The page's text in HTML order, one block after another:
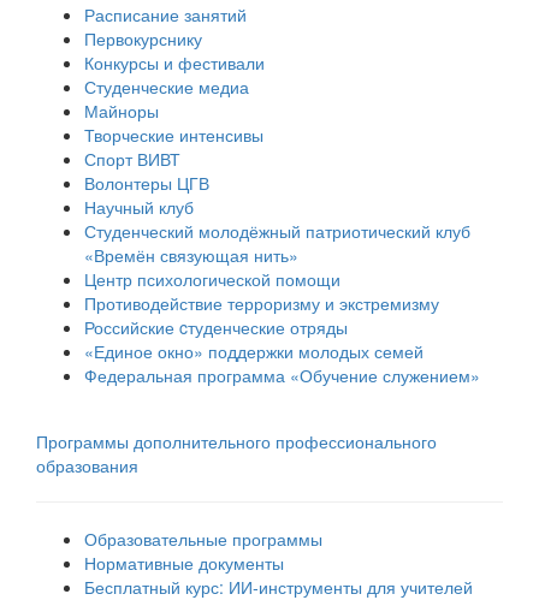
Расписание занятий
Первокурснику
Конкурсы и фестивали
Студенческие медиа
Майноры
Творческие интенсивы
Спорт ВИВТ
Волонтеры ЦГВ
Научный клуб
Студенческий молодёжный патриотический клуб
«Времён связующая нить»
Центр психологической помощи
Противодействие терроризму и экстремизму
Российские cтуденческие отряды
«Единое окно» поддержки молодых семей
Федеральная программа «Обучение служением»
Программы дополнительного профессионального
образования
Образовательные программы
Нормативные документы
Бесплатный курс: ИИ‑инструменты для учителей